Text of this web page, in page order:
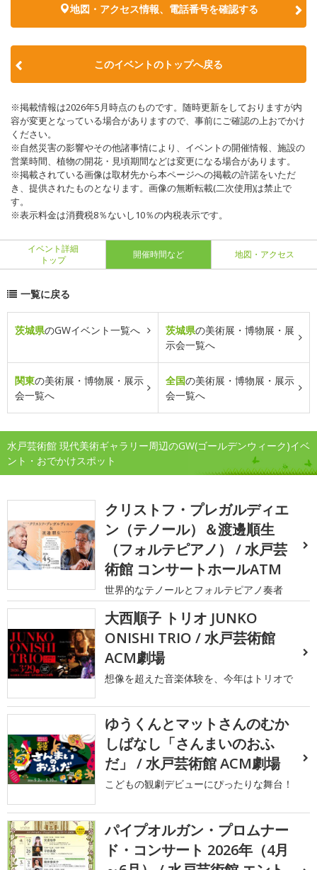
地図・アクセス情報、電話番号を確認する
このイベントのトップへ戻る
※掲載情報は2026年5月時点のものです。随時更新をしておりますが内
容が変更となっている場合がありますので、事前にご確認の上おでかけ
ください。
※自然災害の影響やその他諸事情により、イベントの開催情報、施設の
営業時間、植物の開花・見頃期間などは変更になる場合があります。
※掲載されている画像は取材先から本ページへの掲載の許諾をいただ
き、提供されたものとなります。画像の無断転載(二次使用)は禁止で
す。
※表示料金は消費税8％ないし10％の内税表示です。
イベント詳細
トップ
開催時間など 地図・アクセス
一覧に戻る
茨城県のGWイベント一覧へ 茨城県の美術展・博物展・展
示会一覧へ
関東の美術展・博物展・展示
会一覧へ
全国の美術展・博物展・展示
会一覧へ
水戸芸術館 現代美術ギャラリー周辺のGW(ゴールデンウィーク)イベ
ント・おでかけスポット
クリストフ・プレガルディエ
ン（テノール）＆渡邊順生
（フォルテピアノ） / 水戸芸
術館 コンサートホールATM
世界的なテノールとフォルテピアノ奏者
大西順子 トリオ JUNKO
ONISHI TRIO / 水戸芸術館
ACM劇場
想像を超えた音楽体験を、今年はトリオで
ゆうくんとマットさんのむか
しばなし「さんまいのおふ
だ」 / 水戸芸術館 ACM劇場
こどもの観劇デビューにぴったりな舞台！
パイプオルガン・プロムナー
ド・コンサート 2026年（4月